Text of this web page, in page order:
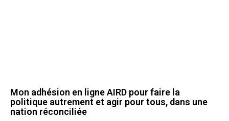
Mon adhésion en ligne AIRD pour faire la
politique autrement et agir pour tous, dans une
nation réconciliée